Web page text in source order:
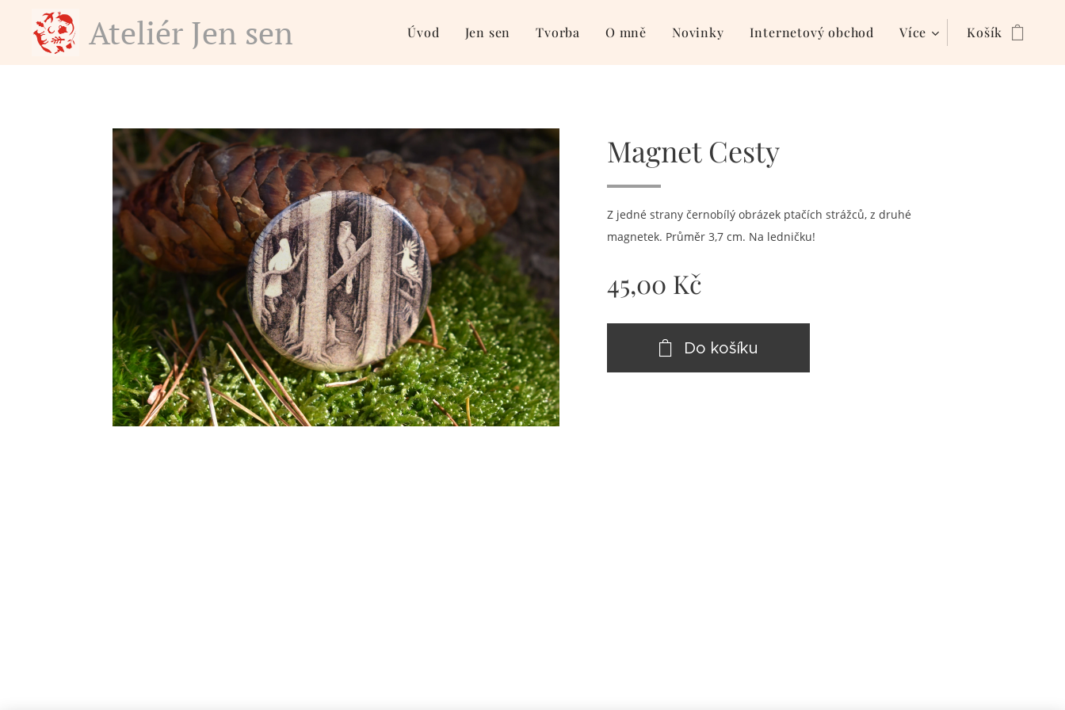
Ateliér Jen sen Úvod Jen sen Tvorba O mně Novinky Internetový obchod Více Košík
Magnet Cesty
Z jedné strany černobílý obrázek ptačích strážců, z druhé
magnetek. Průměr 3,7 cm. Na ledničku!
45,00 Kč
Do košíku